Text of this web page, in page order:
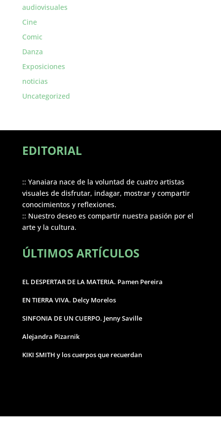
audiovisuales
Cine
Comic
Danza
Exposiciones
noticias
Uncategorized
EDITORIAL
:: Yanaiara nace de la voluntad de cuatro artistas
visuales de disfrutar, indagar, mostrar y compartir
conocimientos y reflexiones.
:: Nuestro deseo es compartir nuestra pasión por el
arte y la cultura.
ÚLTIMOS ARTÍCULOS
EL DESPERTAR DE LA MATERIA. Pamen Pereira
EN TIERRA VIVA. Delcy Morelos
SINFONIA DE UN CUERPO. Jenny Saville
Alejandra Pizarnik
KIKI SMITH y los cuerpos que recuerdan